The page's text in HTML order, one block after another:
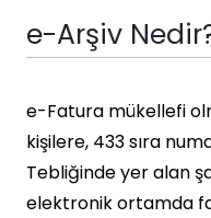
e-Arşiv
e-Fatura mükellefi
kişilere, 433 sıra
Tebliğinde yer alan
elektronik ortamda